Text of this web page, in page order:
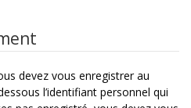
devez vous enregistrer au
l’identifiant personnel qui